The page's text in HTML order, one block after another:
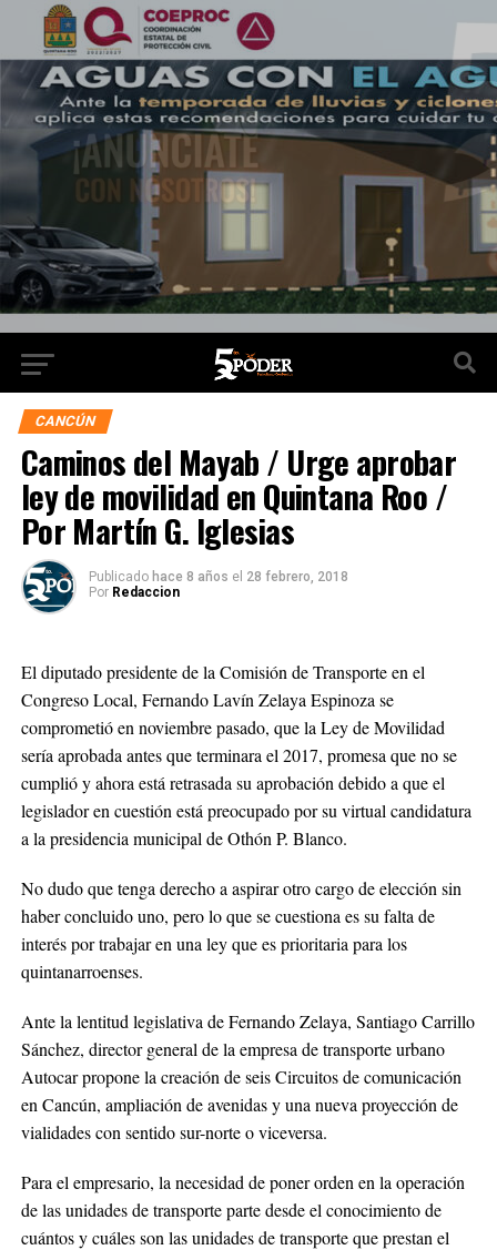
CANCÚN
Caminos del Mayab / Urge aprobar
ley de movilidad en Quintana Roo /
Por Martín G. Iglesias
Publicado hace 8 años el 28 febrero, 2018
Por Redaccion
El diputado presidente de la Comisión de Transporte en el
Congreso Local, Fernando Lavín Zelaya Espinoza se
comprometió en noviembre pasado, que la Ley de Movilidad
sería aprobada antes que terminara el 2017, promesa que no se
cumplió y ahora está retrasada su aprobación debido a que el
legislador en cuestión está preocupado por su virtual candidatura
a la presidencia municipal de Othón P. Blanco.
No dudo que tenga derecho a aspirar otro cargo de elección sin
haber concluido uno, pero lo que se cuestiona es su falta de
interés por trabajar en una ley que es prioritaria para los
quintanarroenses.
Ante la lentitud legislativa de Fernando Zelaya, Santiago Carrillo
Sánchez, director general de la empresa de transporte urbano
Autocar propone la creación de seis Circuitos de comunicación
en Cancún, ampliación de avenidas y una nueva proyección de
vialidades con sentido sur-norte o viceversa.
Para el empresario, la necesidad de poner orden en la operación
de las unidades de transporte parte desde el conocimiento de
cuántos y cuáles son las unidades de transporte que prestan el